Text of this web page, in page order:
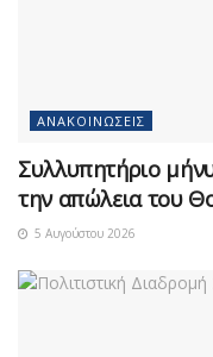
ΑΝΑΚΟΙΝΏΣΕΙΣ
Συλλυπητήριο
την απώλεια του
5 Αυγούστου 2026